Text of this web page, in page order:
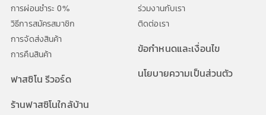
การผ่อนชำระ 0%
วิธีการสมัครสมาชิก
การจัดส่งสินค้า
การคืนสินค้า
ฟาสซิโน รีวอร์ด
ร้านฟาสซิโนใกล้บ้าน
ร่วมงานกับเรา
ติดต่อเรา
ข้อกำหนดและเงื่อนไข
นโยบายความเป็นส่วนตัว